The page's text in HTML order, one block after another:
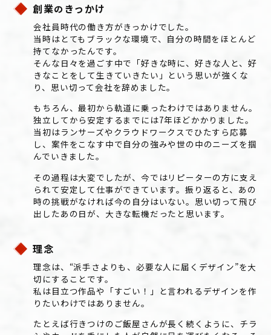
創業の きっかけ
会社員時代の働き方がきっかけでした。
当時はとてもブラックな環境で、自分の時間をほとんど
持てなかったんです。
そんな日々を過ごす中で「好きな時に、好きな人と、好
きなことをして生きていきたい」という思いが強くな
り、思い切って会社を辞めました。
もちろん、最初から軌道に乗ったわけではありません。
独立してから安定するまでには7年ほどかかりました。
当初はランサーズやクラウドワークスでひたすら応募
し、案件をこなす中で自分の強みや世の中のニーズを掴
んでいきました。
その過程は大変でしたが、今ではリピーターの方に支え
られて安定して仕事ができています。振り返ると、あの
時の挑戦がなければ今の自分はいない。思い切って飛び
出したあの日が、大きな転機だったと思います。
理念
理念は、“派手さよりも、必要な人に届くデザイン”を大
切にすることです。
私は目立つ作品や「すごい！」と言われるデザインを作
りたいわけではありません。
たとえば行きつけのご飯屋さんが長く続くように、チラ